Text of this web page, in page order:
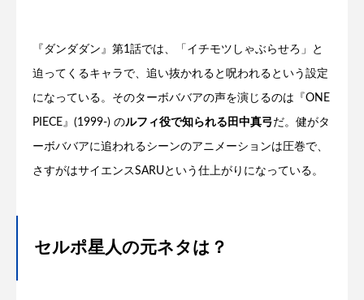
『ダンダダン』第1話では、「イチモツしゃぶらせろ」と
迫ってくるキャラで、追い抜かれると呪われるという設定
になっている。そのターボババアの声を演じるのは『ONE
PIECE』(1999-) のルフィ役で知られる田中真弓だ。健がタ
ーボババアに追われるシーンのアニメーションは圧巻で、
さすがはサイエンスSARUという仕上がりになっている。
セルポ星人の元ネタは？